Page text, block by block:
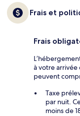
Frais et
Frais
à votre
peuvent
Taxe
par nuit.
moins de